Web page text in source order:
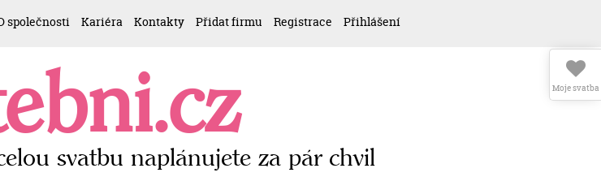
společnosti Kariéra Kontakty Přidat firmu Registrace Přihlášení
svatbu naplánujete za pár chvil
Moje svatba